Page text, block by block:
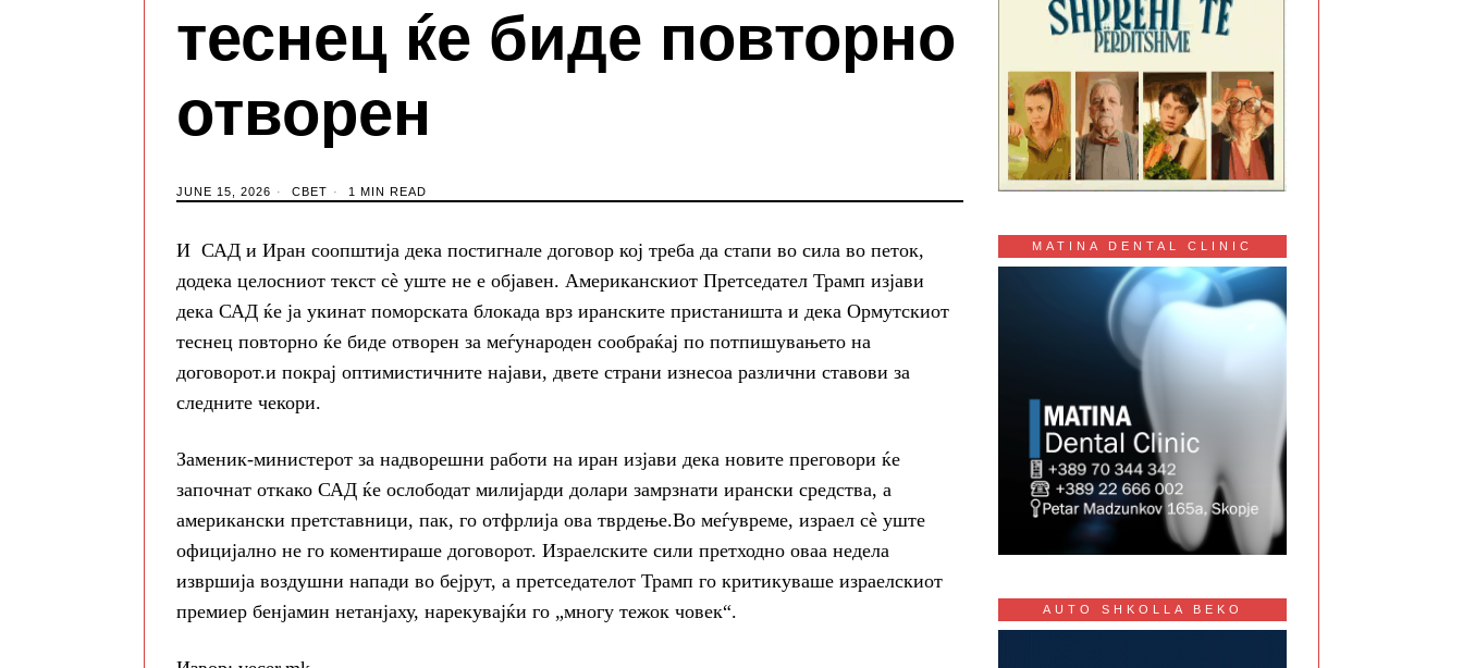
теснец ќе биде повторно
отворен
JUNE 15, 2026 СВЕТ 1 MIN READ
И САД и Иран соопштија дека постигнале договор кој треба да стапи во сила во петок,
додека целосниот текст сè уште не е објавен. Американскиот Претседател Трамп изјави
дека САД ќе ја укинат поморската блокада врз иранските пристаништа и дека Ормутскиот
теснец повторно ќе биде отворен за меѓународен сообраќај по потпишувањето на
договорот.и покрај оптимистичните најави, двете страни изнесоа различни ставови за
следните чекори.
Заменик-министерот за надворешни работи на иран изјави дека новите преговори ќе
започнат откако САД ќе ослободат милијарди долари замрзнати ирански средства, а
американски претставници, пак, го отфрлија ова тврдење.Во меѓувреме, израел сè уште
официјално не го коментираше договорот. Израелските сили претходно оваа недела
извршија воздушни напади во бејрут, а претседателот Трамп го критикуваше израелскиот
премиер бенјамин нетанјаху, нарекувајќи го „многу тежок човек“.
MATINA DENTAL CLINIC
AUTO SHKOLLA BEKO